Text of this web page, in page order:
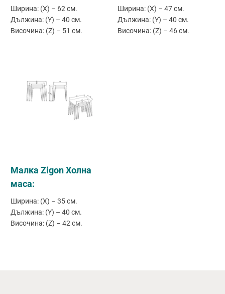
Ширина: (X) – 62 см.
Дължина: (Y) – 40 см.
Височина: (Z) – 51 см.
Ширина: (X) – 47 см.
Дължина: (Y) – 40 см.
Височина: (Z) – 46 см.
Малка Zigon Холна
маса:
Ширина: (X) – 35 см.
Дължина: (Y) – 40 см.
Височина: (Z) – 42 см.